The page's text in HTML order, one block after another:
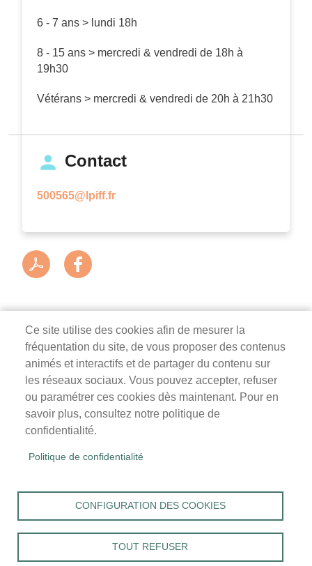
6 - 7 ans > lundi 18h
8 - 15 ans > mercredi & vendredi de 18h à
19h30
Vétérans > mercredi & vendredi de 20h à 21h30
Contact
500565@lpiff.fr
Ce site utilise des cookies afin de mesurer la
fréquentation du site, de vous proposer des contenus
animés et interactifs et de partager du contenu sur
les réseaux sociaux. Vous pouvez accepter, refuser
ou paramétrer ces cookies dès maintenant. Pour en
savoir plus, consultez notre politique de
confidentialité.
Politique de confidentialité
CONFIGURATION DES COOKIES
TOUT REFUSER
Mairie de Survilliers
3 rue de la Liberté
95470 Survilliers
Tél. 01 34 68 26 00
mercredi, samedi : 9h-12h
Menu
de
Accueil
Mentions légales
Accessibilité : Non conforme
Cookies